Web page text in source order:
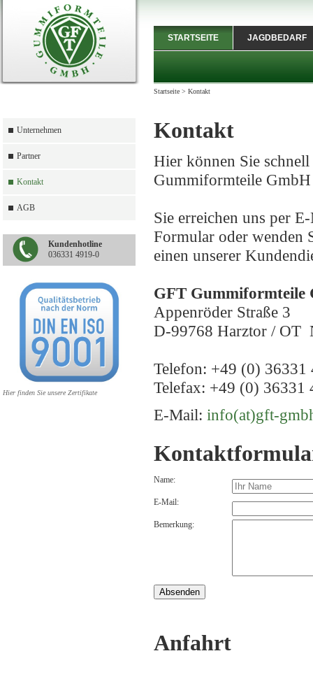
Unternehmen
Partner
Kontakt
AGB
Kundenhotline
036331 4919-0
Hier finden Sie unsere Zertifikate
STARTSEITE JAGDBEDARF
Startseite > Kontakt
Kontakt
Hier können Sie
Gummiformteile
Sie erreichen uns per
Formular oder wenden
einen unserer
GFT Gummiformteile
Appenröder Straße 3
D-99768 Harztor / OT
Telefon: +49 (0) 36331
Telefax: +49 (0) 36331
E-Mail: info(at)gft-
Name:
E-Mail:
Bemerkung:
Anfahrt